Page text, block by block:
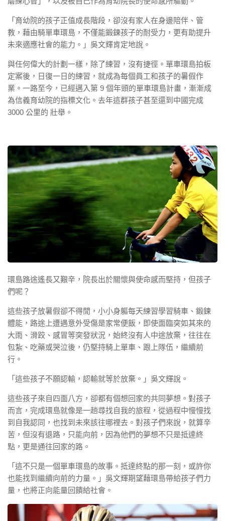
「育幼院的孩子正值成長階段，卻沒有家人在身邊陪伴、管
教，藉由騎單車環島，不僅能鍛鍊孩子的耐受力，更有助提升
未來適應社會的能力。」吳文輝肯定地說。
與任何偉大的計劃一樣，除了練習，沒有捷徑。單車環島拍板
定案後，日復一日的練習，就成為每個員工和孩子的暑假作
業。一路至今，已經邁入第 9 個年頭的單車環島計畫，漸漸成
為信義育幼院的指標文化。去年這群孩子甚至還到中國完成
3000 公里的 壯舉。
環島路途遙長又艱辛，院長出於關懷與使命感而堅持，但孩子
們呢？
這些孩子放暑假卻不得閒，小小身軀每天練習學習騎車、鍛鍊
體能，路途上遭遇意外受傷是家常便飯，即使面臨突如其來的
大雨、滑跤、感冒等突發狀況，始終沒有人中途放棄，往往在
包紮、吃藥或哭泣後，仍堅持騎上單車、跟上隊伍，繼續前
行。
「這些孩子不願認輸，認輸就等於放棄。」吳文輝說。
這些孩子來自四面八方，卻都有個想回家的共同夢想。對孩子
而言，完成環島就像是一趟尋找自我的旅程，從過程中慢慢找
到自我認同，也找到未來該往哪裡去。對孩子們來說，就算辛
苦，但沒有退路，只能向前，因為他們的夢想不只是抵達終
點，更是通往回家的路。
「這不只是一個單車環島的故事。抵達終點的那一刻，或許你
也能找到繼續向前的力量。」吳文輝期望藉環島帶給孩子們力
量，也將正向能量回饋給社會。